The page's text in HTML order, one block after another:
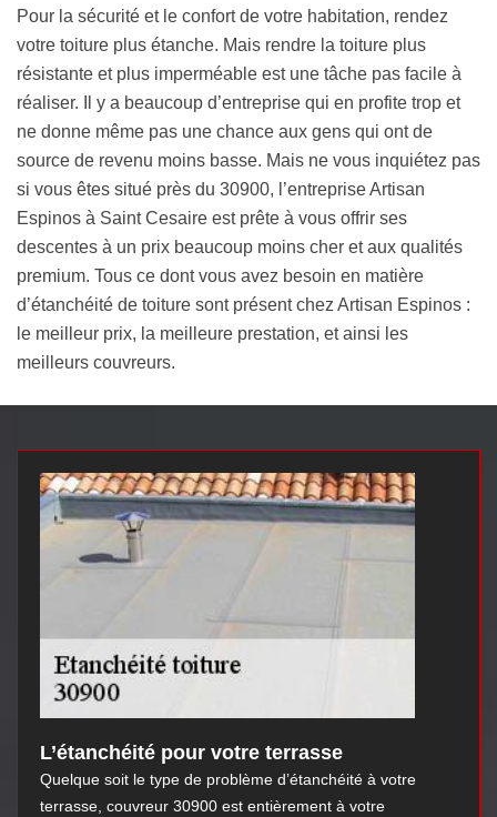
Pour la sécurité et le confort de votre habitation, rendez
votre toiture plus étanche. Mais rendre la toiture plus
résistante et plus imperméable est une tâche pas facile à
réaliser. Il y a beaucoup d’entreprise qui en profite trop et
ne donne même pas une chance aux gens qui ont de
source de revenu moins basse. Mais ne vous inquiétez pas
si vous êtes situé près du 30900, l’entreprise Artisan
Espinos à Saint Cesaire est prête à vous offrir ses
descentes à un prix beaucoup moins cher et aux qualités
premium. Tous ce dont vous avez besoin en matière
d’étanchéité de toiture sont présent chez Artisan Espinos :
le meilleur prix, la meilleure prestation, et ainsi les
meilleurs couvreurs.
L’étanchéité pour votre terrasse
Quelque soit le type de problème d’étanchéité à votre
terrasse, couvreur 30900 est entièrement à votre